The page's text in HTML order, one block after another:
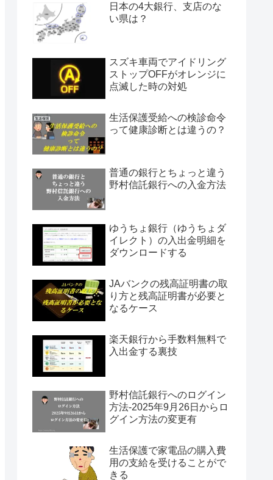
日本の4大銀行、支店のな
い県は？
スズキ車両でアイドリング
ストップOFFがオレンジに
点滅した時の対処
生活保護受給への検診命令
って健康診断とは違うの？
普通の銀行とちょっと違う
野村信託銀行への入金方法
ゆうちょ銀行（ゆうちょダ
イレクト）の入出金明細を
ダウンロードする
JAバンクの残高証明書の取
り方と残高証明書が必要と
なるケース
楽天銀行から手数料無料で
入出金する裏技
野村信託銀行へのログイン
方法-2025年9月26日からロ
グイン方法の変更有
生活保護で家電品の購入費
用の支給を受けることがで
きる